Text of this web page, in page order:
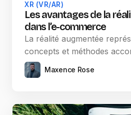
XR (VR/AR)
Les avantages de la
dans l’e-commerce
La réalité augmentée
concepts et méthodes
Maxence Rose